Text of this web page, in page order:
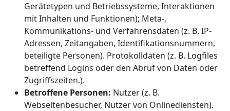
Gerätetypen und Betriebssysteme, Interaktionen
mit Inhalten und Funktionen); Meta-,
Kommunikations- und Verfahrensdaten (z. B. IP-
Adressen, Zeitangaben, Identifikationsnummern,
beteiligte Personen). Protokolldaten (z. B. Logfiles
betreffend Logins oder den Abruf von Daten oder
Zugriffszeiten.).
Betroffene Personen: Nutzer (z. B.
Webseitenbesucher, Nutzer von Onlinediensten).